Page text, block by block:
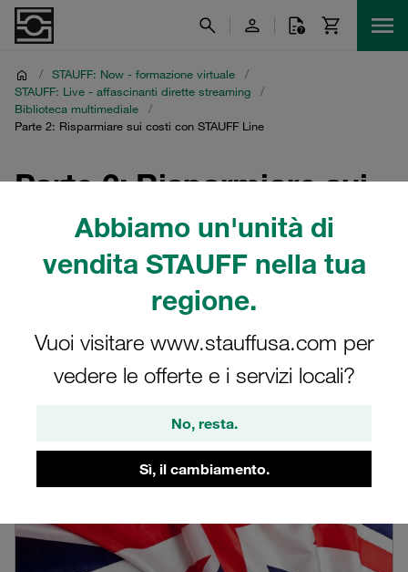
Abbiamo un'unità di
vendita STAUFF nella tua
regione.
Vuoi visitare www.stauffusa.com per
vedere le offerte e i servizi locali?
No, resta.
Sì, il cambiamento.
/ STAUFF: Now - formazione virtuale
/
STAUFF: Live - affascinanti dirette streaming
/
Biblioteca multimediale
/
Parte 2: Risparmiare sui costi con STAUFF Line
Parte 2: Risparmiare sui
costi con STAUFF Line
Registrazioni multilingua della diretta streaming STAUFF